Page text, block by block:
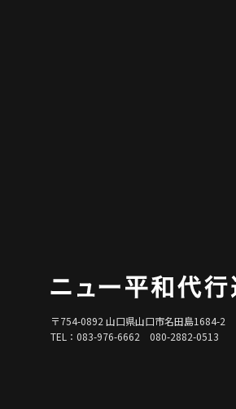
〒754-0892 山口県山口市名田島1684-2
TEL：083-976-6662 080-2882-0513